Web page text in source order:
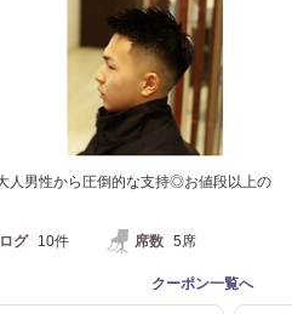
人男性から圧倒的な支持◎お値段以上の
グ 10件 席数 5席
クーポン一覧へ